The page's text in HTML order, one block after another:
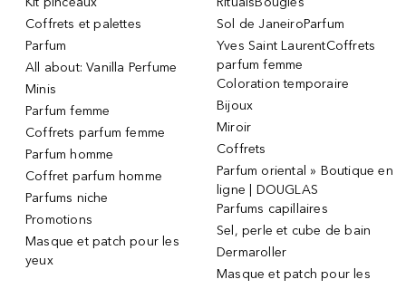
Coffrets et palettes
Parfum
All about: Vanilla Perfume
Minis
Parfum femme
Coffrets parfum femme
Parfum homme
Coffret parfum homme
Parfums niche
Promotions
Masque et patch pour les
yeux
Sol de JaneiroParfum
Yves Saint LaurentCoffrets
parfum femme
Coloration temporaire
Bijoux
Miroir
Coffrets
Parfum oriental » Boutique en
ligne | DOUGLAS
Parfums capillaires
Sel, perle et cube de bain
Dermaroller
Masque et patch pour les